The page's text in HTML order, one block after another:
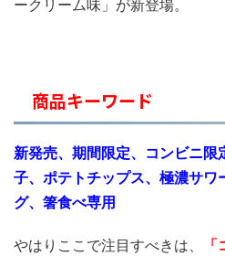
ークリーム味」が新登場。
商品キーワード
新発売、期間限定、コンビニ限
子、ポテトチップス、極濃サワ
グ、箸食べ専用
やはりここで注目すべきは、